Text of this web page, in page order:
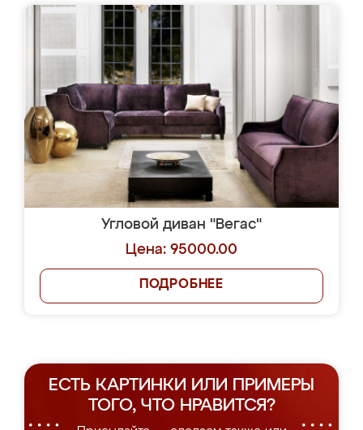
Угловой диван "Вегас"
Цена: 95000.00
ПОДРОБНЕЕ
ЕСТЬ КАРТИНКИ ИЛИ ПРИМЕРЫ
ТОГО, ЧТО НРАВИТСЯ?